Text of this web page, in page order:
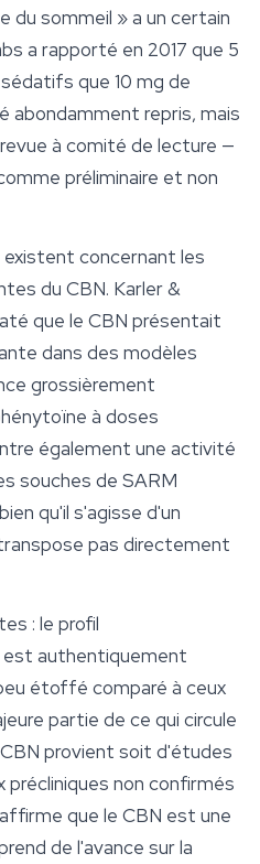
du sommeil » a un certain
a rapporté en 2017 que 5
que 10 mg de
abondamment repris, mais
à comité de lecture —
préliminaire et non
concernant les
du CBN. Karler &
que le CBN présentait
dans des modèles
grossièrement
à doses
également une activité
souches de SARM
qu'il s'agisse d'un
pas directement
: le profil
est authentiquement
étoffé comparé à ceux
partie de ce qui circule
provient soit d'études
non confirmés
que le CBN est une
de l'avance sur la